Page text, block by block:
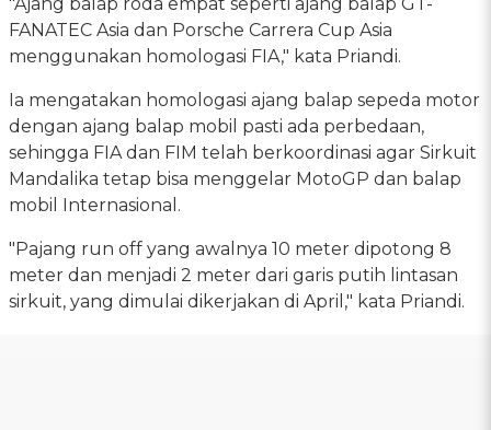
FANATEC Asia dan Porsche Carrera Cup Asia
menggunakan homologasi FIA," kata Priandi.
Ia mengatakan homologasi ajang balap sepeda motor
dengan ajang balap mobil pasti ada perbedaan,
sehingga FIA dan FIM telah berkoordinasi agar Sirkuit
Mandalika tetap bisa menggelar MotoGP dan balap
mobil Internasional.
"Pajang run off yang awalnya 10 meter dipotong 8
meter dan menjadi 2 meter dari garis putih lintasan
sirkuit, yang dimulai dikerjakan di April," kata Priandi.